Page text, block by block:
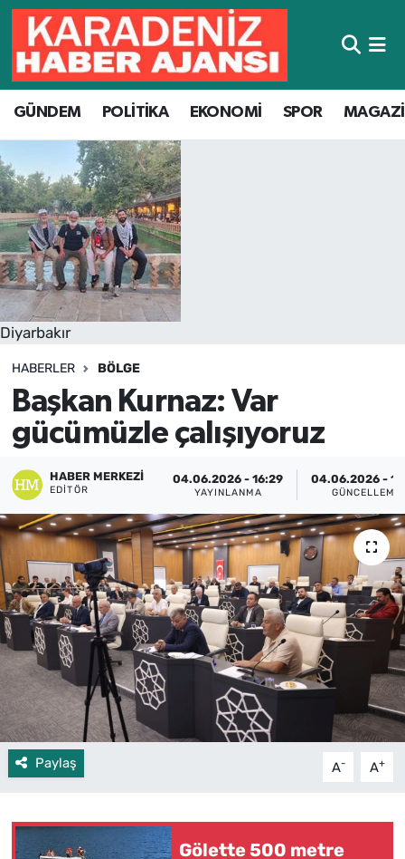
GÜNDEM POLİTİKA EKONOMİ SPOR
Diyarbakır
HABERLER BÖLGE
Başkan Kurnaz: Var
gücümüzle çalışıyoruz
HABER MERKEZI
EDITÖR
04.06.2026 - 16:29
YAYINLANMA
04.06.2026 -
GÜNCELLEME
Paylaş A- A+
Gölette 500 metre
Hava Durumu
Trafik Durumu
Süper Lig Puan Durumu ve Fikstür
Tüm Manşetler
Son Dakika Haberleri
Haber Arşivi